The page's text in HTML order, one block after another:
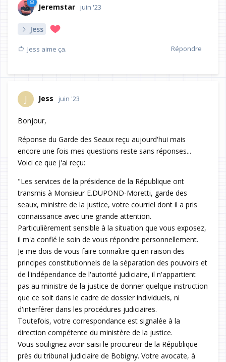
Jeremstar juin '23
Jess
Répondre
Jess aime ça.
J Jess juin '23
Bonjour,
Réponse du Garde des Seaux reçu aujourd'hui mais
encore une fois mes questions reste sans réponses...
Voici ce que j'ai reçu:
"Les services de la présidence de la République ont
transmis à Monsieur E.DUPOND-Moretti, garde des
seaux, ministre de la justice, votre courriel dont il a pris
connaissance avec une grande attention.
Particulièrement sensible à la situation que vous exposez,
il m'a confié le soin de vous répondre personnellement.
Je me dois de vous faire connaître qu'en raison des
principes constitutionnels de la séparation des pouvoirs et
de l'indépendance de l'autorité judiciaire, il n'appartient
pas au ministre de la justice de donner quelque instruction
que ce soit dans le cadre de dossier individuels, ni
d'interférer dans les procédures judiciaires.
Toutefois, votre correspondance est signalée à la
direction compétente du ministère de la justice.
Vous soulignez avoir saisi le procureur de la République
près du tribunal judiciaire de Bobigny. Votre avocate, à